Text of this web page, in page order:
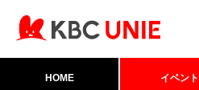
HOME イベント